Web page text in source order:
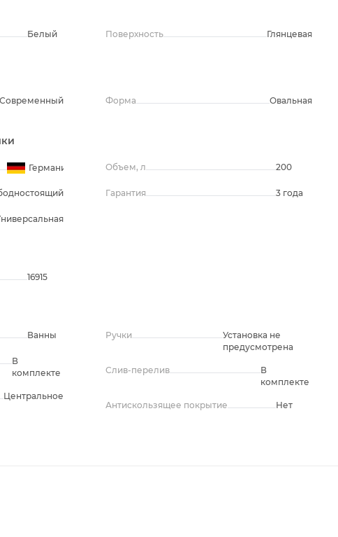
Белый Поверхность Глянцевая
Современный Форма Овальная
Германия Объем, л 200
Гарантия 3 года
16915
Ванны
В
комплекте
Центральное
Ручки
Установка не
предусмотрена
Слив-перелив
В
комплекте
Антискользящее покрытие Нет